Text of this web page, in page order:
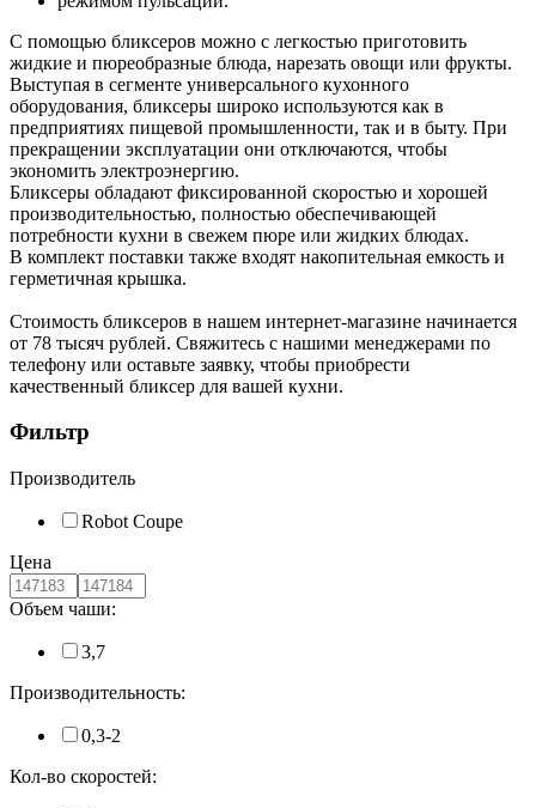
С помощью бликсеров можно с легкостью приготовить
жидкие и пюреобразные блюда, нарезать овощи или фрукты.
Выступая в сегменте универсального кухонного
оборудования, бликсеры широко используются как в
предприятиях пищевой промышленности, так и в быту. При
прекращении эксплуатации они отключаются, чтобы
экономить электроэнергию.
Бликсеры обладают фиксированной скоростью и хорошей
производительностью, полностью обеспечивающей
потребности кухни в свежем пюре или жидких блюдах.
В комплект поставки также входят накопительная емкость и
герметичная крышка.
Стоимость бликсеров в нашем интернет-магазине начинается
от 78 тысяч рублей. Свяжитесь с нашими менеджерами по
телефону или оставьте заявку, чтобы приобрести
качественный бликсер для вашей кухни.
Фильтр
Производитель
Robot Coupe
Цена
Объем чаши:
3,7
Производительность:
0,3-2
Кол-во скоростей: